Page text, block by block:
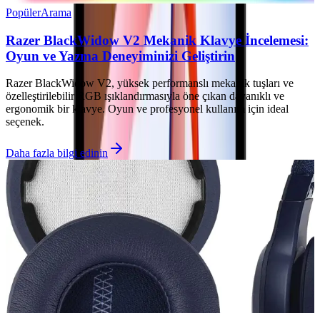
PopülerArama
Razer BlackWidow V2 Mekanik Klavye İncelemesi:
Oyun ve Yazma Deneyiminizi Geliştirin
Razer BlackWidow V2, yüksek performanslı mekanik tuşları ve
özelleştirilebilir RGB ışıklandırmasıyla öne çıkan dayanıklı ve
ergonomik bir klavye. Oyun ve profesyonel kullanım için ideal
seçenek.
Daha fazla bilgi edinin